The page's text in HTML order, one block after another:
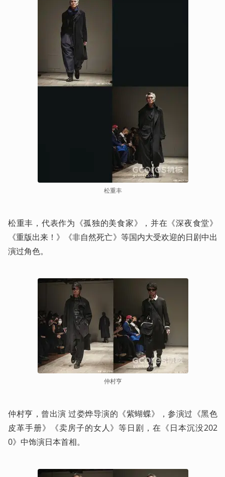
松重丰
松重丰，代表作为《孤独的美食家》，并在《深夜食堂》
《重版出来！》《非自然死亡》等国内大受欢迎的日剧中出
演过角色。
仲村亨
仲村亨，曾出演 过娄烨导演的《紫蝴蝶》，参演过《黑色
皮革手册》《卖房子的女人》等日剧，在《日本沉没202
0》中饰演日本首相。